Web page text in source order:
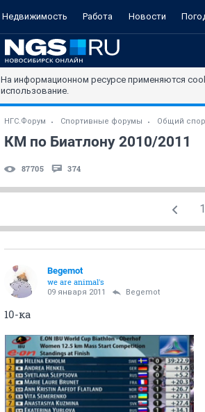
Недвижимость Работа Новости
На информационном ресурсе применяются
использование.
НГС.Форум Спортивные форумы Общий
КМ по Биатлону 2010/2011
87705 374
1
Begemot
we are animal's
09 января 2011 Begemot
10-ка